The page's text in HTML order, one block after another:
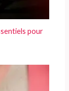
pour